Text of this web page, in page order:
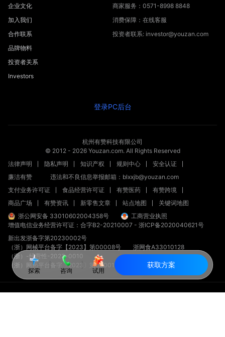
探索 咨询 试用
获取方案
企业文化
加入我们
合作联系
品牌物料
投资者关系
Investors
商家服务：0571-8998 8848
消费保障：在线客服
投资者联系: investor@youzan.com
登录PC后台
杭州有赞科技有限公司
© 2012 - 2026Youzan.com. All Rights Reserved
法律声明
隐私声明 知识产权 规则中心
安全认证
廉洁有赞
违法和不良信息举报邮箱：blxxjb@youzan.com
支付业务许可证
食品经营许可证 有赞医药
有赞跨境
商品广场
有赞资讯 新零售文章 站点地图
关键词地图
浙公网安备 33010602004358号
工商营业执照
增值电信业务经营许可证：合字B2-20210007 - 浙ICP备2020040621号
新出发浙备字第20230002号
（浙）网械平台备字【2023】第00008号
浙网食A33010128
（浙）-经营性-2023-0010
（浙）网药平台备字〔2023〕第000012-000号